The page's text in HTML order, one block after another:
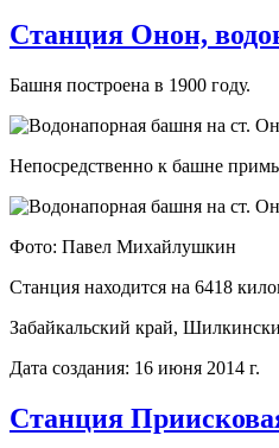
Станция Онон,
Башня построена в 1900 году.
Непосредственно к башне
Фото: Павел Михайлушкин
Станция находится на 6418
Забайкальский край,
Дата создания: 16 июня 2014 г.
Станция